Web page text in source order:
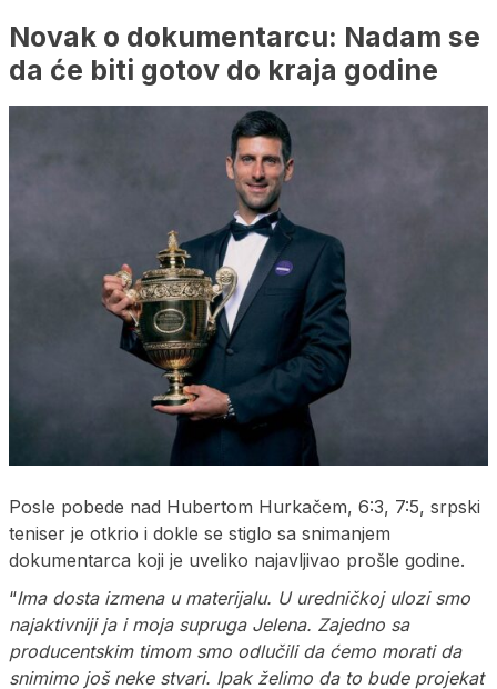
Novak o dokumentarcu: Nadam se
da će biti gotov do kraja godine
Posle pobede nad Hubertom Hurkačem, 6:3, 7:5, srpski
teniser je otkrio i dokle se stiglo sa snimanjem
dokumentarca koji je uveliko najavljivao prošle godine.
“Ima dosta izmena u materijalu. U uredničkoj ulozi smo
najaktivniji ja i moja supruga Jelena. Zajedno sa
producentskim timom smo odlučili da ćemo morati da
snimimo još neke stvari. Ipak želimo da to bude projekat